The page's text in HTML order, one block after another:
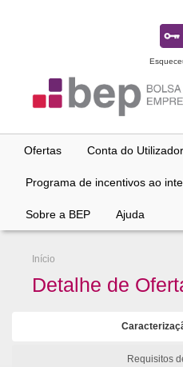
Ofertas Conta do Utilizador
Programa de incentivos ao
Sobre a BEP Ajuda
Início
Detalhe de
Requisitos